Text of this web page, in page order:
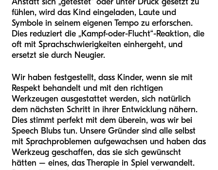
fühlen, wird das Kind eingeladen, Laute und
Symbole in seinem eigenen Tempo zu erforschen.
Dies reduziert die „Kampf-oder-Flucht“-Reaktion, die
oft mit Sprachschwierigkeiten einhergeht, und
ersetzt sie durch Neugier.
Wir haben festgestellt, dass Kinder, wenn sie mit
Respekt behandelt und mit den richtigen
Werkzeugen ausgestattet werden, sich natürlich
dem nächsten Schritt in ihrer Entwicklung nähern.
Dies stimmt perfekt mit dem überein, was wir bei
Speech Blubs tun. Unsere Gründer sind alle selbst
mit Sprachproblemen aufgewachsen und haben das
Werkzeug geschaffen, das sie sich gewünscht
hätten – eines, das Therapie in Spiel verwandelt.